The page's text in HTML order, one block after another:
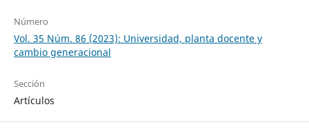
Número
Vol. 35 Núm. 86 (2023): Universidad, planta docente y
cambio generacional
Sección
Artículos